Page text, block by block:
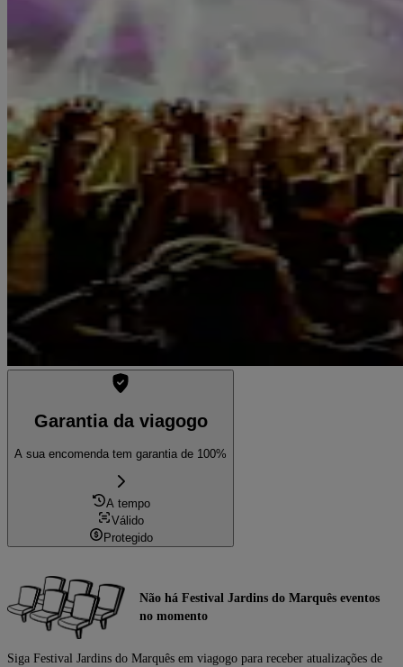
Garantia da viagogo
A sua encomenda tem garantia de 100%
A tempo
Válido
Protegido
Não há Festival Jardins do Marquês eventos
no momento
Siga Festival Jardins do Marquês em viagogo para receber atualizações de